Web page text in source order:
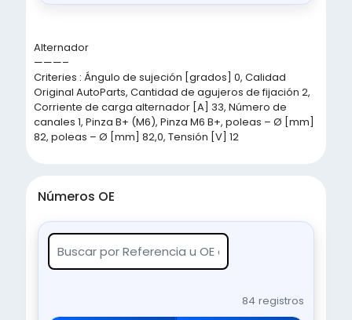
Alternador
———–
Criteries : Ángulo de sujeción [grados] 0, Calidad
Original AutoParts, Cantidad de agujeros de fijación 2,
Corriente de carga alternador [A] 33, Número de
canales 1, Pinza B+ (M6), Pinza M6 B+, poleas – Ø [mm]
82, poleas – Ø [mm] 82,0, Tensión [V] 12
Números OE
84 registros